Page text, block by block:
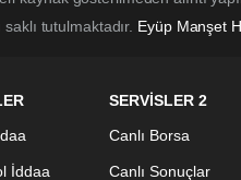
tutulmaktadır. Eyüp Manşet
İddaa
SERVİSLER 2
Canlı Borsa
Canlı Sonuçlar